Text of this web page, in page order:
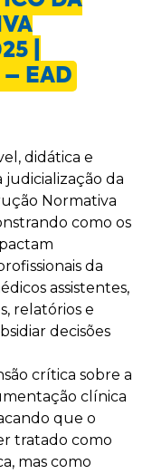
|
EAD
didática e
judicialização da
Normativa
como os
da
assistentes,
relatórios e
decisões
crítica sobre a
clínica
que o
tratado como
mas como